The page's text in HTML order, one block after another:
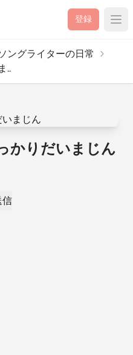
登録
ングライターの日常
..
かりだいまじん
信